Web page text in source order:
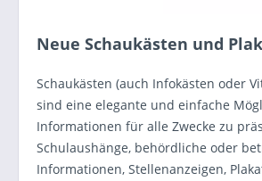
Neue Schaukästen und
Schaukästen (auch Infokästen oder
sind eine elegante und einfache
Informationen für alle Zwecke zu
Schulaushänge, behördliche oder
Informationen, Stellenanzeigen,